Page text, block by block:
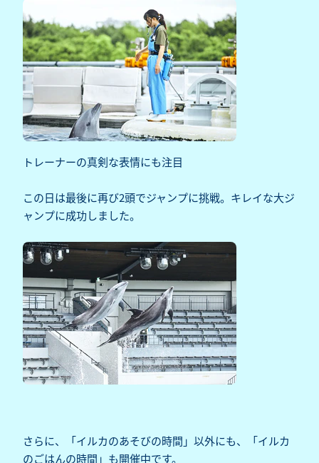
トレーナーの真剣な表情にも注目
この日は最後に再び2頭でジャンプに挑戦。キレイな大ジ
ャンプに成功しました。
さらに、「イルカのあそびの時間」以外にも、「イルカ
のごはんの時間」も開催中です。